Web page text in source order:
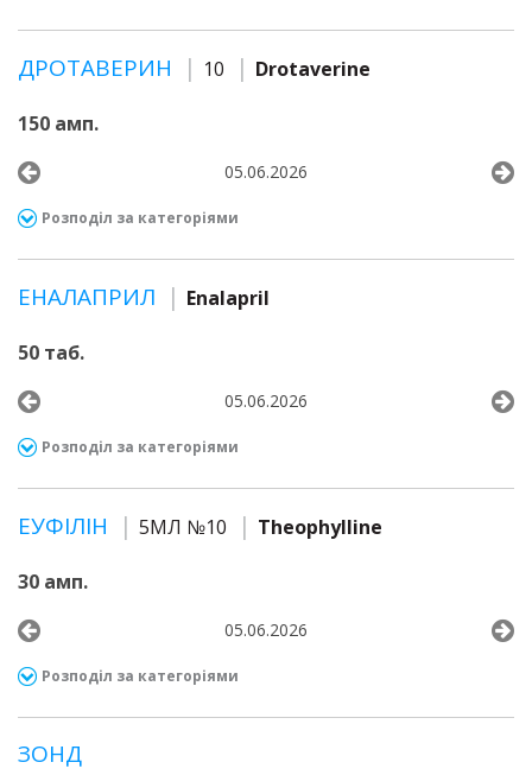
ДРОТАВЕРИН 10 Drotaverine
150 амп.
05.06.2026
Розподіл за категоріями
ЕНАЛАПРИЛ Enalapril
50 таб.
05.06.2026
Розподіл за категоріями
ЕУФІЛІН 5МЛ №10 Theophylline
30 амп.
05.06.2026
Розподіл за категоріями
ЗОНД